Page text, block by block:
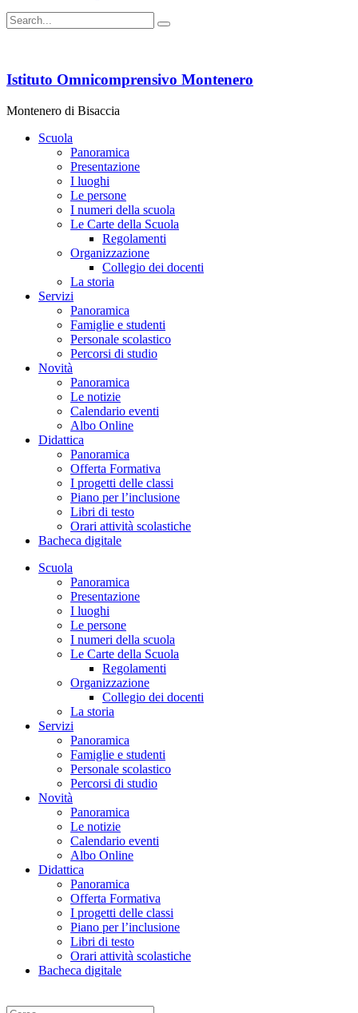
Istituto Omnicomprensivo Montenero
Montenero di Bisaccia
Scuola
Panoramica
Presentazione
I luoghi
Le persone
I numeri della scuola
Le Carte della Scuola
Regolamenti
Organizzazione
Collegio dei docenti
La storia
Servizi
Panoramica
Famiglie e studenti
Personale scolastico
Percorsi di studio
Novità
Panoramica
Le notizie
Calendario eventi
Albo Online
Didattica
Panoramica
Offerta Formativa
I progetti delle classi
Piano per l’inclusione
Libri di testo
Orari attività scolastiche
Bacheca digitale
Scuola
Panoramica
Presentazione
I luoghi
Le persone
I numeri della scuola
Le Carte della Scuola
Regolamenti
Organizzazione
Collegio dei docenti
La storia
Servizi
Panoramica
Famiglie e studenti
Personale scolastico
Percorsi di studio
Novità
Panoramica
Le notizie
Calendario eventi
Albo Online
Didattica
Panoramica
Offerta Formativa
I progetti delle classi
Piano per l’inclusione
Libri di testo
Orari attività scolastiche
Bacheca digitale